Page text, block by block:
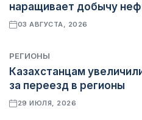
наращивает добычу
03 АВГУСТА, 2026
РЕГИОНЫ
Казахстанцам
за переезд в регионы
29 ИЮЛЯ, 2026